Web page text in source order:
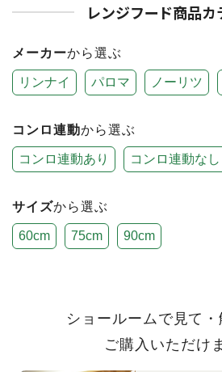
レンジフード商品カ
メーカーから選ぶ
リンナイ パロマ ノーリツ
コンロ連動から選ぶ
コンロ連動あり コンロ連動なし
サイズから選ぶ
60cm 75cm 90cm
ショールームで見て・
ご購入いただけ